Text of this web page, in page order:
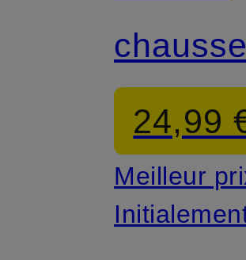
24,99
Meilleur